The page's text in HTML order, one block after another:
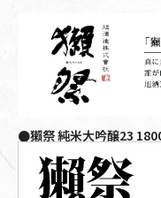
●獺祭 純米大吟醸23